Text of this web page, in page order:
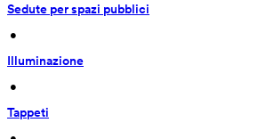
Sedute per spazi pubblici
•
Illuminazione
•
Tappeti